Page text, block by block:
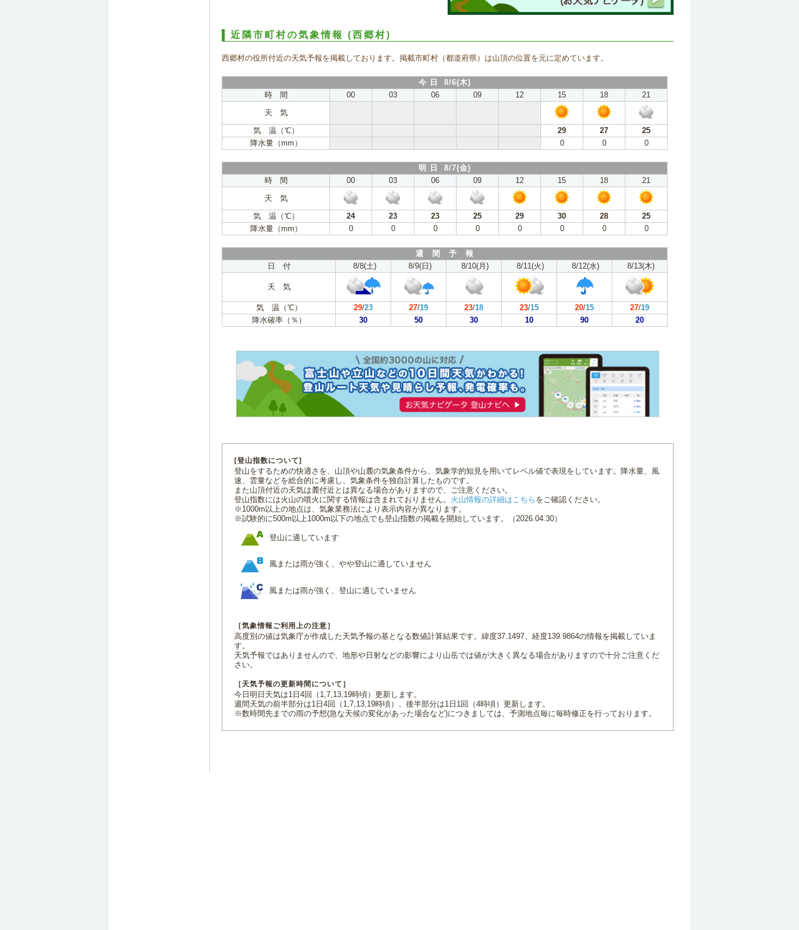
近隣市町村の気象情報 (西郷村)
西郷村の役所付近の天気予報を掲載しております。掲載市町村（都道府県）は山頂の位置を元に定めています。
今 日 8/6(木)
時 間
00 03 06 09 12 15 18
21
天 気
気 温（℃）
29 27
25
降水量（mm）
0 0 0
明 日 8/7(金)
時 間
00 03 06 09 12 15 18
21
天 気
気 温（℃）
24 23 23 25 29 30 28
25
降水量（mm）
0 0 0 0 0 0 0 0
週 間 予 報
日 付
8/8(土) 8/9(日) 8/10(月) 8/11(火) 8/12(水) 8/13(木)
天 気
気 温（℃） 29/23 27/19 23/18 23/15 20/15 27/19
降水確率（％）
30 50 30 10 90 20
[登山指数について]
登山をするための快適さを、山頂や山麓の気象条件から、気象学的知見を用いてレベル値で表現をしています。降水量、風
速、雲量などを総合的に考慮し、気象条件を独自計算したものです。
また山頂付近の天気は麓付近とは異なる場合がありますので、ご注意ください。
登山指数には火山の噴火に関する情報は含まれておりません。 火山情報の詳細はこちら をご確認ください。
※1000m以上の地点は、気象業務法により表示内容が異なります。
※試験的に500m以上1000m以下の地点でも登山指数の掲載を開始しています。（2026.04.30）
登山に適しています
風または雨が強く、やや登山に適していません
風または雨が強く、登山に適していません
［気象情報ご利用上の注意］
高度別の値は気象庁が作成した天気予報の基となる数値計算結果です。緯度37.1497、経度139.9864の情報を掲載していま
す。
天気予報ではありませんので、地形や日射などの影響により山岳では値が大きく異なる場合がありますので十分ご注意くだ
さい。
［天気予報の更新時間について］
今日明日天気は1日4回（1,7,13,19時頃）更新します。
週間天気の前半部分は1日4回（1,7,13,19時頃）、後半部分は1日1回（4時頃）更新します。
※数時間先までの雨の予想(急な天候の変化があった場合など)につきましては、予測地点毎に毎時修正を行っております。